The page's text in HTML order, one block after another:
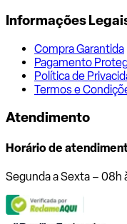
Informações
Compra Garantida
Pagamento
Política de
Termos e
Atendimento
Horário de
Segunda a Sexta – 08h